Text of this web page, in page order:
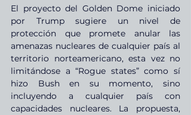
El proyecto del Golden Dome iniciado
por Trump sugiere un nivel de
protección que promete anular las
amenazas nucleares de cualquier país al
territorio norteamericano, esta vez no
limitándose a “Rogue states” como sí
hizo Bush en su momento, sino
incluyendo a cualquier país con
capacidades nucleares. La propuesta,